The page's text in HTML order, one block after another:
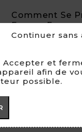
Continuer sans
et
afin de
possible.
Comment Se
Fausse
La neige est
dernière signifie
d’allier chaleur
problème, la
froid tout en